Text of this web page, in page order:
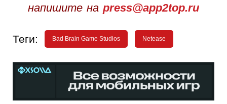
напишите на press@app2top.ru
Теги: Bad Brain Game Studios Netease